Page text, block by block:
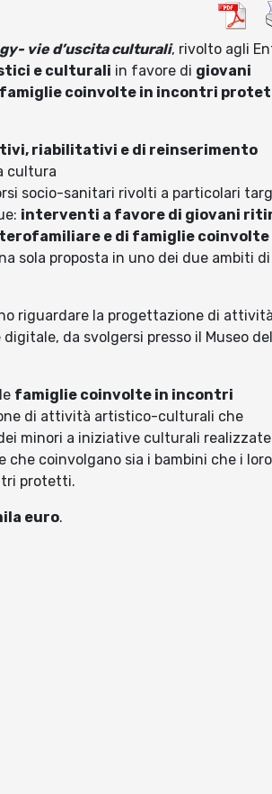
vie d’uscita culturali, rivolto agli
e culturali in favore di giovani
famiglie coinvolte in incontri
riabilitativi e di reinserimento
cultura
socio-sanitari rivolti a particolari
interventi a favore di giovani
e di famiglie coinvolte
sola proposta in uno dei due ambiti di
riguardare la progettazione di attività
da svolgersi presso il Museo
famiglie coinvolte in incontri
di attività artistico-culturali che
minori a iniziative culturali realizzate
coinvolgano sia i bambini che i loro
protetti.
euro.